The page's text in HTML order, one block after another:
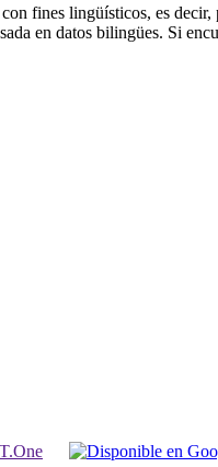
fines lingüísticos, es
en datos bilingües. Si